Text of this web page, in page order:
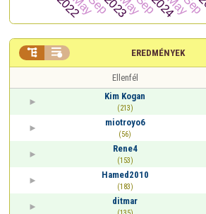
EREDMÉNYEK
 
Ellenfél
Kim Kogan
(213)
miotroyo6
(56)
Rene4
(153)
Hamed2010
(183)
ditmar